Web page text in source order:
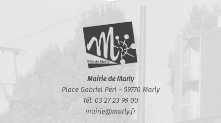
Mairie de Marly
Place Gabriel Péri – 59770 Marly
Tél. 03 27 23 99 00
mairie@marly.fr